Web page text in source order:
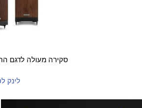
סקירה מעולה לדגם
לינק